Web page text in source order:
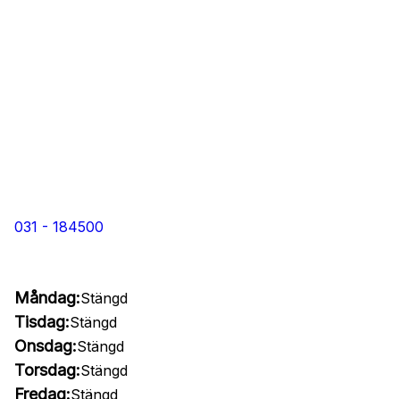
031 - 184500
Måndag:Stängd
Tisdag:Stängd
Onsdag:Stängd
Torsdag:Stängd
Fredag:Stängd